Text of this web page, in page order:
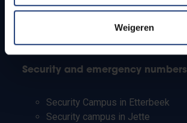
Weigeren
Teachers and secondary schools
Working students
Security and emergency numbers
Security Campus in Etterbeek
Security campus in Jette